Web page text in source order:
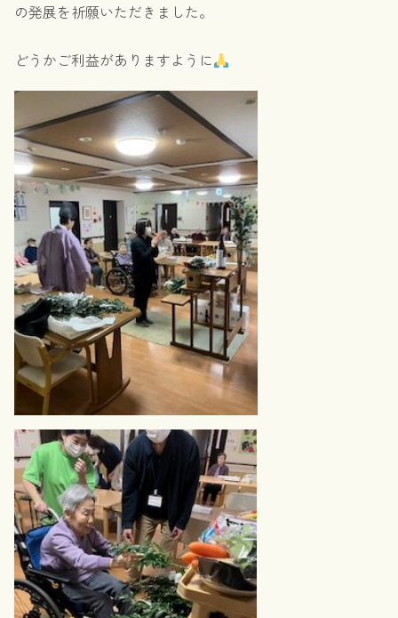
の発展を祈願いただきました。
どうかご利益がありますように